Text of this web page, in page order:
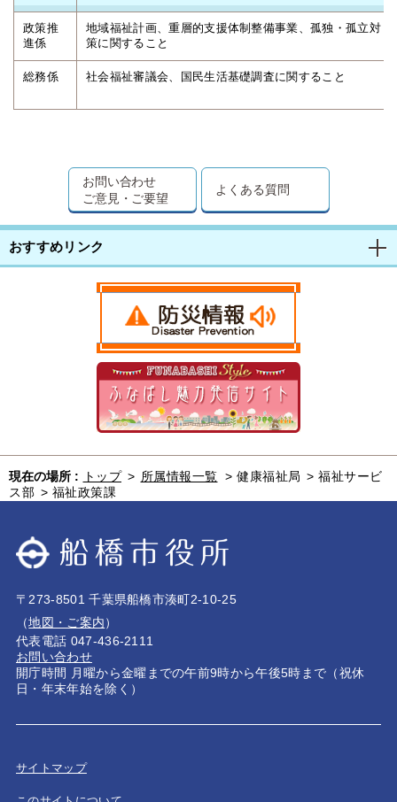
政策推
進係
地域福祉計画、重層的支援体制整備事業、孤独・孤立対
策に関すること
総務係 社会福祉審議会、国民生活基礎調査に関すること
お問い合わせ
ご意見・ご要望
よくある質問
おすすめリンク
現在の場所 : トップ > 所属情報一覧 > 健康福祉局 > 福祉サービ
ス部 > 福祉政策課
〒273-8501 千葉県船橋市湊町2-10-25
（地図・ご案内）
代表電話 047-436-2111
お問い合わせ
開庁時間 月曜から金曜までの午前9時から午後5時まで（祝休
日・年末年始を除く）
サイトマップ